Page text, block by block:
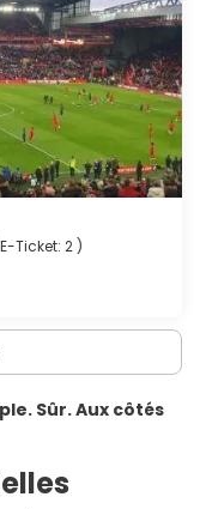
E-Ticket: 2 )
Sûr. Aux côtés